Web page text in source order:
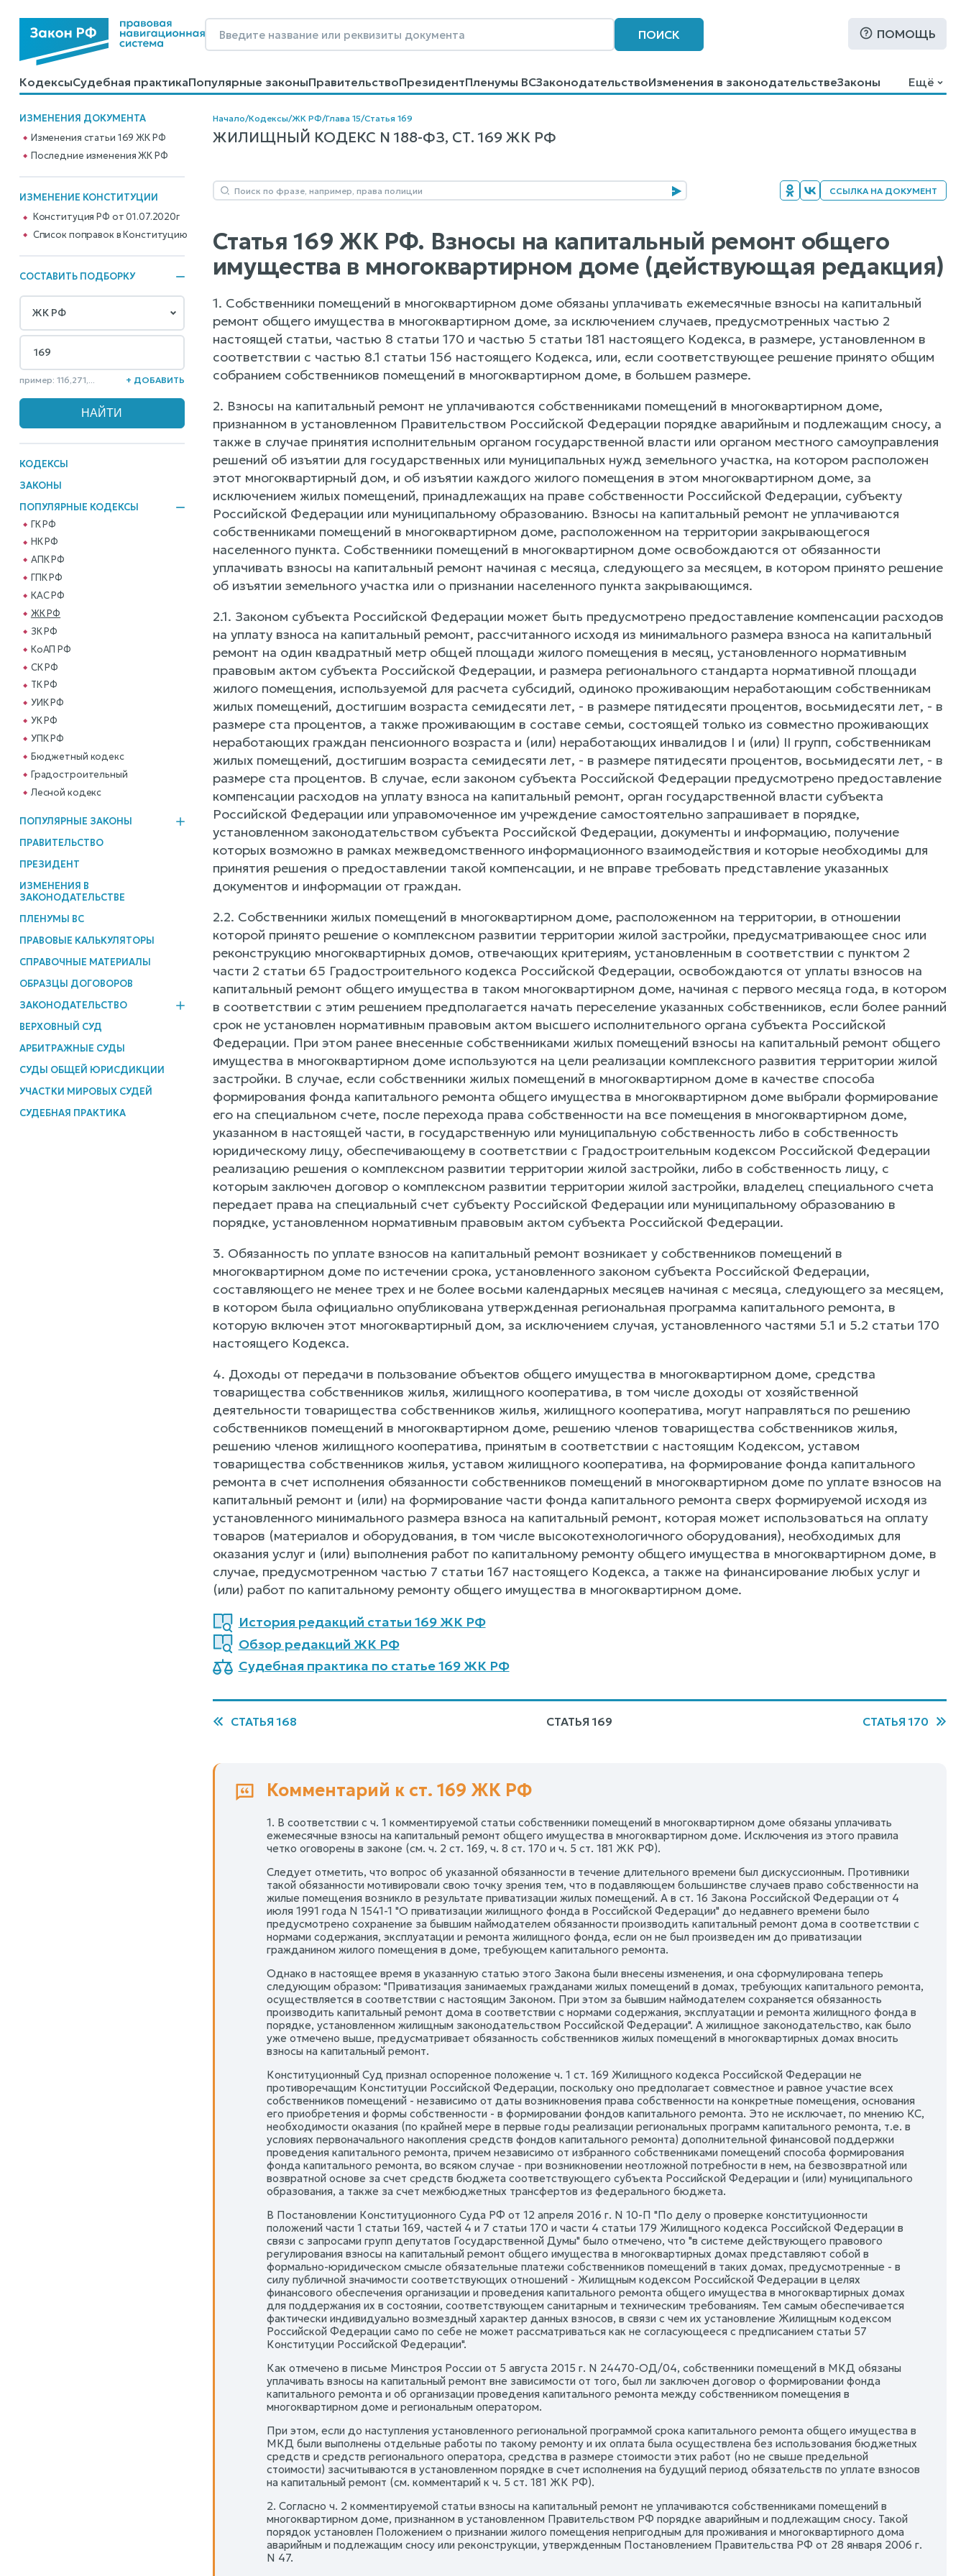
ПОИСК ПОМОЩЬ
КодексыСудебная практикаПопулярные законыПравительствоПрезидентПленумы ВСЗаконодательствоИзменения в законодательствеЗаконы
КалькуляторыСправочные материалыОбразцы договоровКонтактыПомощьПоиск
Ещё
ИЗМЕНЕНИЯ ДОКУМЕНТА
Изменения статьи 169 ЖК РФ
Последние изменения ЖК РФ
ИЗМЕНЕНИЕ КОНСТИТУЦИИ
Конституция РФ от 01.07.2020г
Cписок поправок в Конституцию
СОСТАВИТЬ ПОДБОРКУ
пример: 116,271,... + ДОБАВИТЬ
КОДЕКСЫ
ЗАКОНЫ
ПОПУЛЯРНЫЕ КОДЕКСЫ
ГК РФ
НК РФ
АПК РФ
ГПК РФ
КАС РФ
ЖК РФ
ЗК РФ
КоАП РФ
СК РФ
ТК РФ
УИК РФ
УК РФ
УПК РФ
Бюджетный кодекс
Градостроительный
Лесной кодекс
ПОПУЛЯРНЫЕ ЗАКОНЫ
ПРАВИТЕЛЬСТВО
ПРЕЗИДЕНТ
ИЗМЕНЕНИЯ В
ЗАКОНОДАТЕЛЬСТВЕ
ПЛЕНУМЫ ВС
ПРАВОВЫЕ КАЛЬКУЛЯТОРЫ
СПРАВОЧНЫЕ МАТЕРИАЛЫ
ОБРАЗЦЫ ДОГОВОРОВ
ЗАКОНОДАТЕЛЬСТВО
ВЕРХОВНЫЙ СУД
АРБИТРАЖНЫЕ СУДЫ
СУДЫ ОБЩЕЙ ЮРИСДИКЦИИ
УЧАСТКИ МИРОВЫХ СУДЕЙ
СУДЕБНАЯ ПРАКТИКА
Начало/Кодексы/ЖК РФ/Глава 15/Статья 169
ЖИЛИЩНЫЙ КОДЕКС N 188-ФЗ, СТ. 169 ЖК РФ
ССЫЛКА НА ДОКУМЕНТ
Статья 169 ЖК РФ. Взносы на капитальный ремонт общего
имущества в многоквартирном доме (действующая редакция)
1. Собственники помещений в многоквартирном доме обязаны уплачивать ежемесячные взносы на капитальный
ремонт общего имущества в многоквартирном доме, за исключением случаев, предусмотренных частью 2
настоящей статьи, частью 8 статьи 170 и частью 5 статьи 181 настоящего Кодекса, в размере, установленном в
соответствии с частью 8.1 статьи 156 настоящего Кодекса, или, если соответствующее решение принято общим
собранием собственников помещений в многоквартирном доме, в большем размере.
2. Взносы на капитальный ремонт не уплачиваются собственниками помещений в многоквартирном доме,
признанном в установленном Правительством Российской Федерации порядке аварийным и подлежащим сносу, а
также в случае принятия исполнительным органом государственной власти или органом местного самоуправления
решений об изъятии для государственных или муниципальных нужд земельного участка, на котором расположен
этот многоквартирный дом, и об изъятии каждого жилого помещения в этом многоквартирном доме, за
исключением жилых помещений, принадлежащих на праве собственности Российской Федерации, субъекту
Российской Федерации или муниципальному образованию. Взносы на капитальный ремонт не уплачиваются
собственниками помещений в многоквартирном доме, расположенном на территории закрывающегося
населенного пункта. Собственники помещений в многоквартирном доме освобождаются от обязанности
уплачивать взносы на капитальный ремонт начиная с месяца, следующего за месяцем, в котором принято решение
об изъятии земельного участка или о признании населенного пункта закрывающимся.
2.1. Законом субъекта Российской Федерации может быть предусмотрено предоставление компенсации расходов
на уплату взноса на капитальный ремонт, рассчитанного исходя из минимального размера взноса на капитальный
ремонт на один квадратный метр общей площади жилого помещения в месяц, установленного нормативным
правовым актом субъекта Российской Федерации, и размера регионального стандарта нормативной площади
жилого помещения, используемой для расчета субсидий, одиноко проживающим неработающим собственникам
жилых помещений, достигшим возраста семидесяти лет, - в размере пятидесяти процентов, восьмидесяти лет, - в
размере ста процентов, а также проживающим в составе семьи, состоящей только из совместно проживающих
неработающих граждан пенсионного возраста и (или) неработающих инвалидов I и (или) II групп, собственникам
жилых помещений, достигшим возраста семидесяти лет, - в размере пятидесяти процентов, восьмидесяти лет, - в
размере ста процентов. В случае, если законом субъекта Российской Федерации предусмотрено предоставление
компенсации расходов на уплату взноса на капитальный ремонт, орган государственной власти субъекта
Российской Федерации или управомоченное им учреждение самостоятельно запрашивает в порядке,
установленном законодательством субъекта Российской Федерации, документы и информацию, получение
которых возможно в рамках межведомственного информационного взаимодействия и которые необходимы для
принятия решения о предоставлении такой компенсации, и не вправе требовать представление указанных
документов и информации от граждан.
2.2. Собственники жилых помещений в многоквартирном доме, расположенном на территории, в отношении
которой принято решение о комплексном развитии территории жилой застройки, предусматривающее снос или
реконструкцию многоквартирных домов, отвечающих критериям, установленным в соответствии с пунктом 2
части 2 статьи 65 Градостроительного кодекса Российской Федерации, освобождаются от уплаты взносов на
капитальный ремонт общего имущества в таком многоквартирном доме, начиная с первого месяца года, в котором
в соответствии с этим решением предполагается начать переселение указанных собственников, если более ранний
срок не установлен нормативным правовым актом высшего исполнительного органа субъекта Российской
Федерации. При этом ранее внесенные собственниками жилых помещений взносы на капитальный ремонт общего
имущества в многоквартирном доме используются на цели реализации комплексного развития территории жилой
застройки. В случае, если собственники жилых помещений в многоквартирном доме в качестве способа
формирования фонда капитального ремонта общего имущества в многоквартирном доме выбрали формирование
его на специальном счете, после перехода права собственности на все помещения в многоквартирном доме,
указанном в настоящей части, в государственную или муниципальную собственность либо в собственность
юридическому лицу, обеспечивающему в соответствии с Градостроительным кодексом Российской Федерации
реализацию решения о комплексном развитии территории жилой застройки, либо в собственность лицу, с
которым заключен договор о комплексном развитии территории жилой застройки, владелец специального счета
передает права на специальный счет субъекту Российской Федерации или муниципальному образованию в
порядке, установленном нормативным правовым актом субъекта Российской Федерации.
3. Обязанность по уплате взносов на капитальный ремонт возникает у собственников помещений в
многоквартирном доме по истечении срока, установленного законом субъекта Российской Федерации,
составляющего не менее трех и не более восьми календарных месяцев начиная с месяца, следующего за месяцем,
в котором была официально опубликована утвержденная региональная программа капитального ремонта, в
которую включен этот многоквартирный дом, за исключением случая, установленного частями 5.1 и 5.2 статьи 170
настоящего Кодекса.
4. Доходы от передачи в пользование объектов общего имущества в многоквартирном доме, средства
товарищества собственников жилья, жилищного кооператива, в том числе доходы от хозяйственной
деятельности товарищества собственников жилья, жилищного кооператива, могут направляться по решению
собственников помещений в многоквартирном доме, решению членов товарищества собственников жилья,
решению членов жилищного кооператива, принятым в соответствии с настоящим Кодексом, уставом
товарищества собственников жилья, уставом жилищного кооператива, на формирование фонда капитального
ремонта в счет исполнения обязанности собственников помещений в многоквартирном доме по уплате взносов на
капитальный ремонт и (или) на формирование части фонда капитального ремонта сверх формируемой исходя из
установленного минимального размера взноса на капитальный ремонт, которая может использоваться на оплату
товаров (материалов и оборудования, в том числе высокотехнологичного оборудования), необходимых для
оказания услуг и (или) выполнения работ по капитальному ремонту общего имущества в многоквартирном доме, в
случае, предусмотренном частью 7 статьи 167 настоящего Кодекса, а также на финансирование любых услуг и
(или) работ по капитальному ремонту общего имущества в многоквартирном доме.
История редакций статьи 169 ЖК РФ
Обзор редакций ЖК РФ
Судебная практика по статье 169 ЖК РФ
СТАТЬЯ 168 СТАТЬЯ 169 СТАТЬЯ 170
Комментарий к ст. 169 ЖК РФ
1. В соответствии с ч. 1 комментируемой статьи собственники помещений в многоквартирном доме обязаны уплачивать
ежемесячные взносы на капитальный ремонт общего имущества в многоквартирном доме. Исключения из этого правила
четко оговорены в законе (см. ч. 2 ст. 169, ч. 8 ст. 170 и ч. 5 ст. 181 ЖК РФ).
Следует отметить, что вопрос об указанной обязанности в течение длительного времени был дискуссионным. Противники
такой обязанности мотивировали свою точку зрения тем, что в подавляющем большинстве случаев право собственности на
жилые помещения возникло в результате приватизации жилых помещений. А в ст. 16 Закона Российской Федерации от 4
июля 1991 года N 1541-1 "О приватизации жилищного фонда в Российской Федерации" до недавнего времени было
предусмотрено сохранение за бывшим наймодателем обязанности производить капитальный ремонт дома в соответствии с
нормами содержания, эксплуатации и ремонта жилищного фонда, если он не был произведен им до приватизации
гражданином жилого помещения в доме, требующем капитального ремонта.
Однако в настоящее время в указанную статью этого Закона были внесены изменения, и она сформулирована теперь
следующим образом: "Приватизация занимаемых гражданами жилых помещений в домах, требующих капитального ремонта,
осуществляется в соответствии с настоящим Законом. При этом за бывшим наймодателем сохраняется обязанность
производить капитальный ремонт дома в соответствии с нормами содержания, эксплуатации и ремонта жилищного фонда в
порядке, установленном жилищным законодательством Российской Федерации". А жилищное законодательство, как было
уже отмечено выше, предусматривает обязанность собственников жилых помещений в многоквартирных домах вносить
взносы на капитальный ремонт.
Конституционный Суд признал оспоренное положение ч. 1 ст. 169 Жилищного кодекса Российской Федерации не
противоречащим Конституции Российской Федерации, поскольку оно предполагает совместное и равное участие всех
собственников помещений - независимо от даты возникновения права собственности на конкретные помещения, основания
его приобретения и формы собственности - в формировании фондов капитального ремонта. Это не исключает, по мнению КС,
необходимости оказания (по крайней мере в первые годы реализации региональных программ капитального ремонта, т.е. в
условиях первоначального накопления средств фондов капитального ремонта) дополнительной финансовой поддержки
проведения капитального ремонта, причем независимо от избранного собственниками помещений способа формирования
фонда капитального ремонта, во всяком случае - при возникновении неотложной потребности в нем, на безвозвратной или
возвратной основе за счет средств бюджета соответствующего субъекта Российской Федерации и (или) муниципального
образования, а также за счет межбюджетных трансфертов из федерального бюджета.
В Постановлении Конституционного Суда РФ от 12 апреля 2016 г. N 10-П "По делу о проверке конституционности
положений части 1 статьи 169, частей 4 и 7 статьи 170 и части 4 статьи 179 Жилищного кодекса Российской Федерации в
связи с запросами групп депутатов Государственной Думы" было отмечено, что "в системе действующего правового
регулирования взносы на капитальный ремонт общего имущества в многоквартирных домах представляют собой в
формально-юридическом смысле обязательные платежи собственников помещений в таких домах, предусмотренные - в
силу публичной значимости соответствующих отношений - Жилищным кодексом Российской Федерации в целях
финансового обеспечения организации и проведения капитального ремонта общего имущества в многоквартирных домах
для поддержания их в состоянии, соответствующем санитарным и техническим требованиям. Тем самым обеспечивается
фактически индивидуально возмездный характер данных взносов, в связи с чем их установление Жилищным кодексом
Российской Федерации само по себе не может рассматриваться как не согласующееся с предписанием статьи 57
Конституции Российской Федерации".
Как отмечено в письме Минстроя России от 5 августа 2015 г. N 24470-ОД/04, собственники помещений в МКД обязаны
уплачивать взносы на капитальный ремонт вне зависимости от того, был ли заключен договор о формировании фонда
капитального ремонта и об организации проведения капитального ремонта между собственником помещения в
многоквартирном доме и региональным оператором.
При этом, если до наступления установленного региональной программой срока капитального ремонта общего имущества в
МКД были выполнены отдельные работы по такому ремонту и их оплата была осуществлена без использования бюджетных
средств и средств регионального оператора, средства в размере стоимости этих работ (но не свыше предельной
стоимости) засчитываются в установленном порядке в счет исполнения на будущий период обязательств по уплате взносов
на капитальный ремонт (см. комментарий к ч. 5 ст. 181 ЖК РФ).
2. Согласно ч. 2 комментируемой статьи взносы на капитальный ремонт не уплачиваются собственниками помещений в
многоквартирном доме, признанном в установленном Правительством РФ порядке аварийным и подлежащим сносу. Такой
порядок установлен Положением о признании жилого помещения непригодным для проживания и многоквартирного дома
аварийным и подлежащим сносу или реконструкции, утвержденным Постановлением Правительства РФ от 28 января 2006 г.
N 47.